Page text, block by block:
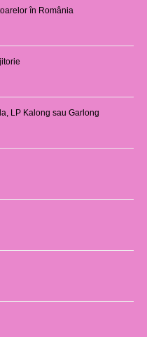
în România
LP Kalong sau Garlong